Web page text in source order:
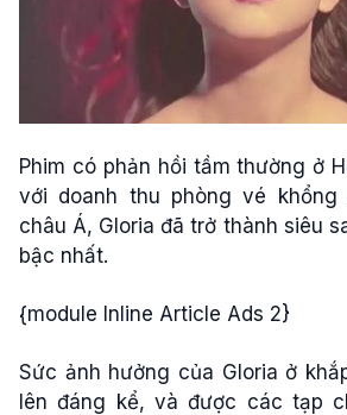
Phim có phản hồi tầm thường ở
với doanh thu phòng vé
châu Á, Gloria đã trở thành siêu
bậc nhất.
{module Inline Article Ads 2}
Sức ảnh hưởng của Gloria ở
lên đáng kể, và được các tạp